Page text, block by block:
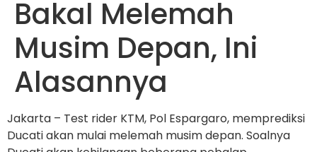
Bakal Melemah
Musim Depan, Ini
Alasannya
Jakarta – Test rider KTM, Pol Espargaro, memprediksi
Ducati akan mulai melemah musim depan. Soalnya